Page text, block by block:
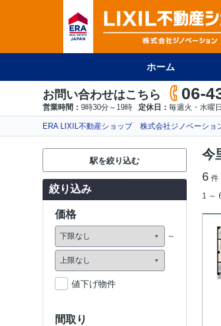
ホーム
お問い合わせはこちら 06-
営業時間： 9時30分～19時 定休日： 毎週火・水曜日
ERA LIXIL不動産ショップ 株式会社ジノベーショ
今
6 件
1 ～
駅を絞り込む
絞り込み
価格
値下げ物件
間取り